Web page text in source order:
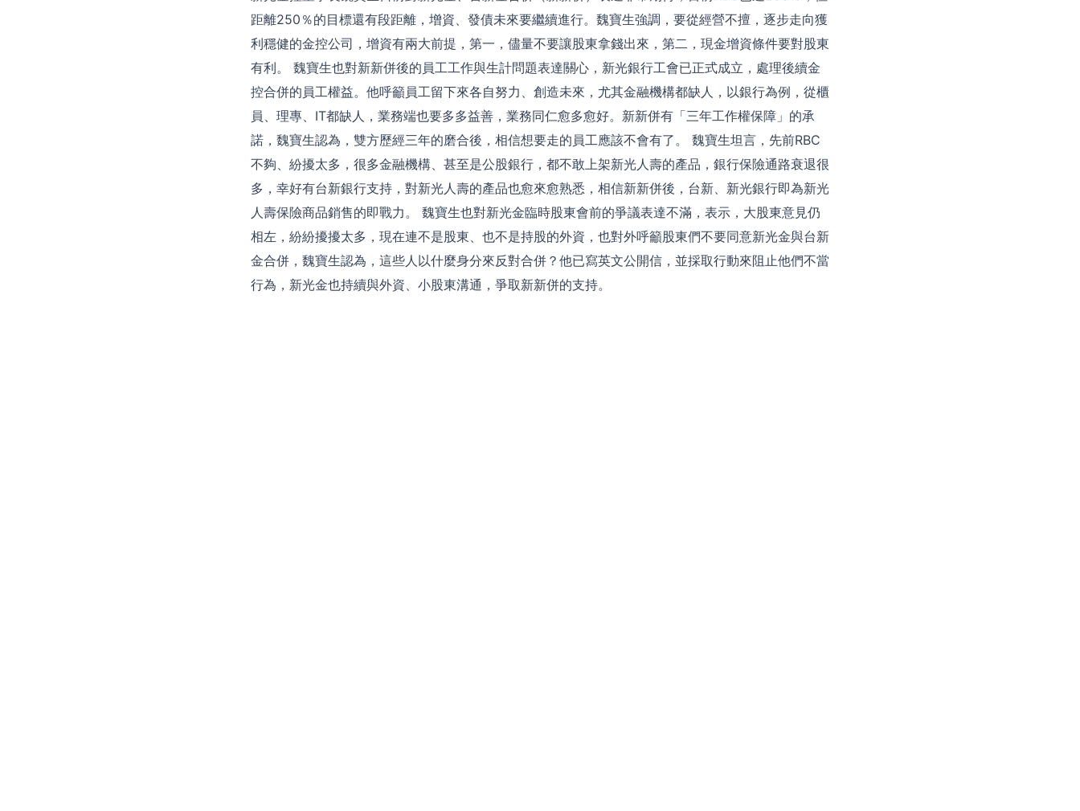
距離250％的目標還有段距離，增資、發債未來要繼續進行。魏寶生強調，要從經營不擅，逐步走向獲
利穩健的金控公司，增資有兩大前提，第一，儘量不要讓股東拿錢出來，第二，現金增資條件要對股東
有利。 魏寶生也對新新併後的員工工作與生計問題表達關心，新光銀行工會已正式成立，處理後續金
控合併的員工權益。他呼籲員工留下來各自努力、創造未來，尤其金融機構都缺人，以銀行為例，從櫃
員、理專、IT都缺人，業務端也要多多益善，業務同仁愈多愈好。新新併有「三年工作權保障」的承
諾，魏寶生認為，雙方歷經三年的磨合後，相信想要走的員工應該不會有了。 魏寶生坦言，先前RBC
不夠、紛擾太多，很多金融機構、甚至是公股銀行，都不敢上架新光人壽的產品，銀行保險通路衰退很
多，幸好有台新銀行支持，對新光人壽的產品也愈來愈熟悉，相信新新併後，台新、新光銀行即為新光
人壽保險商品銷售的即戰力。 魏寶生也對新光金臨時股東會前的爭議表達不滿，表示，大股東意見仍
相左，紛紛擾擾太多，現在連不是股東、也不是持股的外資，也對外呼籲股東們不要同意新光金與台新
金合併，魏寶生認為，這些人以什麼身分來反對合併？他已寫英文公開信，並採取行動來阻止他們不當
行為，新光金也持續與外資、小股東溝通，爭取新新併的支持。